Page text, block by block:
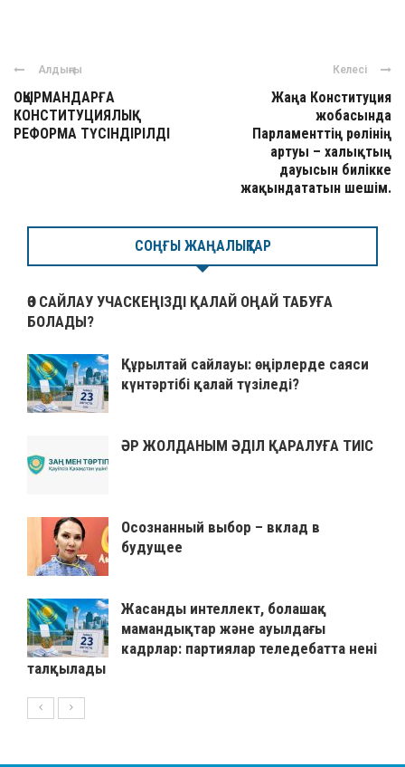
Алдыңғы
ОҚЫРМАНДАРҒА
КОНСТИТУЦИЯЛЫҚ
РЕФОРМА ТҮСІНДІРІЛДІ
Келесі
Жаңа Конституция
жобасында
Парламенттің рөлінің
артуы – халықтың
дауысын билікке
жақындататын шешім.
СОҢҒЫ ЖАҢАЛЫҚТАР
ӨЗ САЙЛАУ УЧАСКЕҢІЗДІ ҚАЛАЙ ОҢАЙ ТАБУҒА
БОЛАДЫ?
Құрылтай сайлауы: өңірлерде саяси
күнтәртібі қалай түзіледі?
ӘР ЖОЛДАНЫМ ӘДІЛ ҚАРАЛУҒА ТИІС
Осознанный выбор – вклад в
будущее
Жасанды интеллект, болашақ
мамандықтар және ауылдағы
кадрлар: партиялар теледебатта нені
талқылады